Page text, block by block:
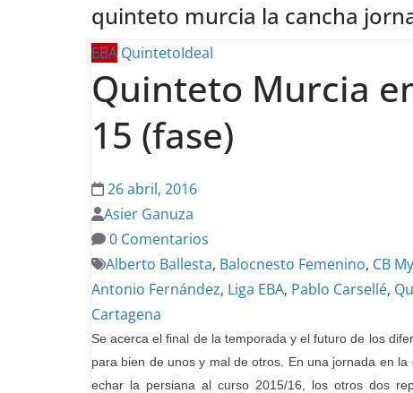
quinteto murcia la cancha
EBA QuintetoIdeal
Quinteto Murcia
15 (fase)
26 abril, 2016
Asier Ganuza
0 Comentarios
Alberto Ballesta, Balocnesto Femenino, CB
Antonio Fernández, Liga EBA, Pablo Carsellé,
Cartagena
Se acerca el final de la temporada y el futuro de los
para bien de unos y mal de otros. En una jornada en
echar la persiana al curso 2015/16, los otros dos